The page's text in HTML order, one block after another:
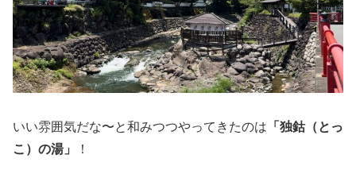
いい雰囲気だな〜と和みつつやってきたのは 「独鈷（とっ
こ）の湯」
！